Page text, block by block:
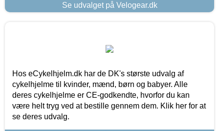
Se udvalget på Velogear.dk
Hos eCykelhjelm.dk har de DK's største udvalg af
cykelhjelme til kvinder, mænd, børn og babyer. Alle
deres cykelhjelme er CE-godkendte, hvorfor du kan
være helt tryg ved at bestille gennem dem. Klik her for at
se deres udvalg.